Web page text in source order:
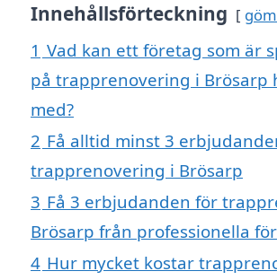
Innehållsförteckning
1 Vad kan ett företag som är
på trapprenovering i Brösarp
med?
2 Få alltid minst 3
trapprenovering i Brösarp
3 Få 3 erbjudanden för
Brösarp från professionella
4 Hur mycket kostar